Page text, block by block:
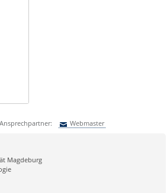
Webmaster
Magdeburg